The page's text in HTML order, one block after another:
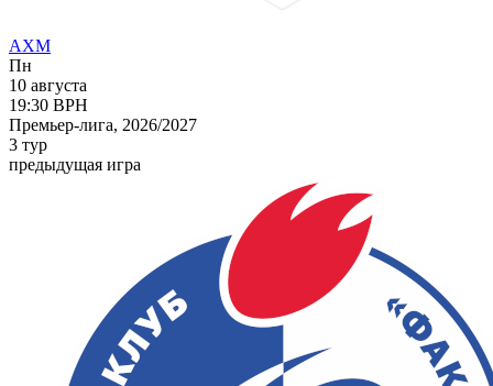
АХМ
Пн
10 августа
19:30 ВРН
Премьер-лига, 2026/2027
3 тур
предыдущая игра